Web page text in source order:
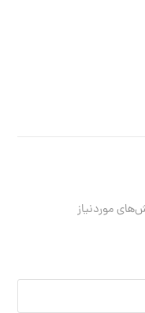
موردنیاز